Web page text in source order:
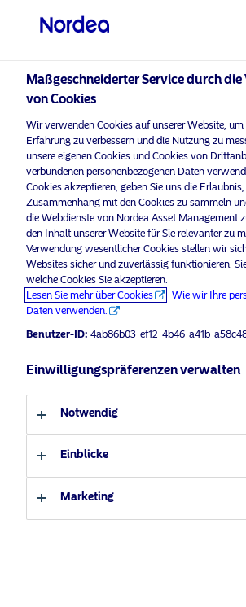
Bitte wählen Sie Ihr
aus
Land
Österreich
Sprache
Deutsch
Anleger-Typ
Professioneller Anleger
Anteilsklassen
Maßgeschneiderter Service durch
von Cookies
Wir verwenden Cookies auf unserer Website,
Erfahrung zu verbessern und die Nutzung zu
unsere eigenen Cookies und Cookies von
verbundenen personenbezogenen Daten
Cookies akzeptieren, geben Sie uns die
Zusammenhang mit den Cookies zu sammeln
die Webdienste von Nordea Asset Management
den Inhalt unserer Website für Sie relevanter zu
Verwendung wesentlicher Cookies stellen wir
Websites sicher und zuverlässig funktionieren.
welche Cookies Sie akzeptieren.
Lesen Sie mehr über Cookies
Wie wir Ihre
Daten verwenden.
Benutzer-ID: 4ab86b03-ef12-4b46-a41b-
Einwilligungspräferenzen verwalten
Notwendig
Einblicke
Marketing